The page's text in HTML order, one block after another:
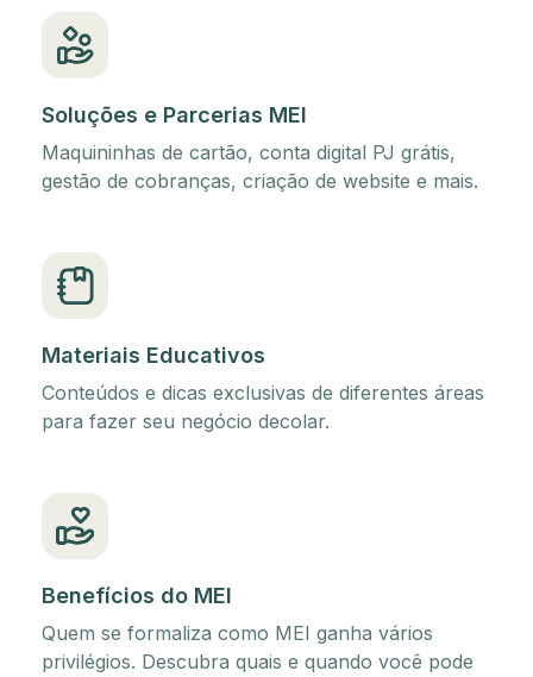
Soluções e Parcerias MEI
Maquininhas de cartão, conta digital PJ grátis,
gestão de cobranças, criação de website e mais.
Materiais Educativos
Conteúdos e dicas exclusivas de diferentes áreas
para fazer seu negócio decolar.
Benefícios do MEI
Quem se formaliza como MEI ganha vários
privilégios. Descubra quais e quando você pode